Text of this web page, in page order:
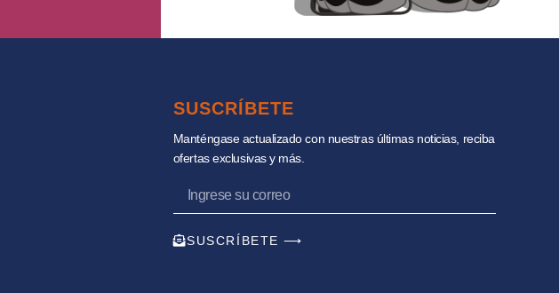
SUSCRÍBETE
Manténgase actualizado con nuestras últimas noticias, reciba
ofertas exclusivas y más.
SUSCRÍBETE ⟶